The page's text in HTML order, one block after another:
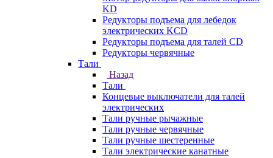
KD
Редукторы подъема для лебедок
электрических KCD
Редукторы подъема для талей CD
Редукторы червячные
Тали
Назад
Тали
Концевые выключатели для талей
электрических
Тали ручные рычажные
Тали ручные червячные
Тали ручные шестеренные
Тали электрические канатные